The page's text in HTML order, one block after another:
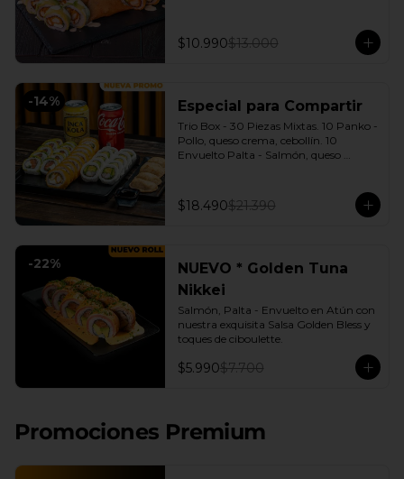
2 Salsa soya
$10.990$13.000
-14% Especial para Compartir
Trio Box - 30 Piezas Mixtas. 10 Panko -
Pollo, queso crema, cebollín. 10
Envuelto Palta - Salmón, queso
2 Bebidas Elección | 3 Salsas a Elección
Soya o Agridulce Bless.
$18.490$21.390
-22%
NUEVO * Golden Tuna
Nikkei
Salmón, Palta - Envuelto en Atún con
nuestra exquisita Salsa Golden Bless y
toques de ciboulette.
$5.990$7.700
Promociones Premium